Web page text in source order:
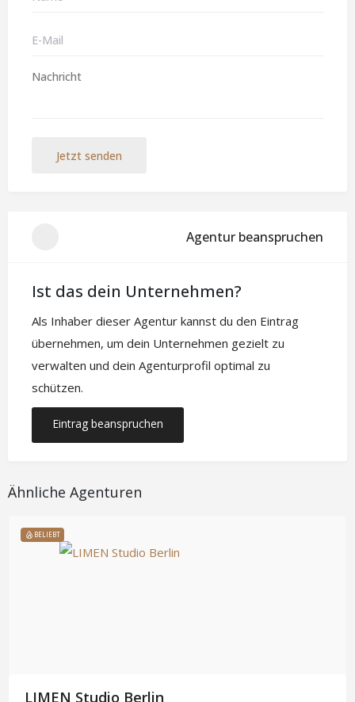
Jetzt senden
Agentur beanspruchen
Ist das dein Unternehmen?
Als Inhaber dieser Agentur kannst du den Eintrag
übernehmen, um dein Unternehmen gezielt zu
verwalten und dein Agenturprofil optimal zu
schützen.
Eintrag beanspruchen
Ähnliche Agenturen
BELIEBT
LIMEN Studio Berlin